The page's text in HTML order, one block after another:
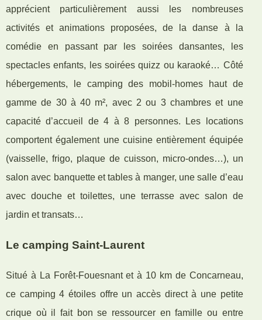
apprécient particulièrement aussi les nombreuses
activités et animations proposées, de la danse à la
comédie en passant par les soirées dansantes, les
spectacles enfants, les soirées quizz ou karaoké… Côté
hébergements, le camping des mobil-homes haut de
gamme de 30 à 40 m², avec 2 ou 3 chambres et une
capacité d’accueil de 4 à 8 personnes. Les locations
comportent également une cuisine entièrement équipée
(vaisselle, frigo, plaque de cuisson, micro-ondes…), un
salon avec banquette et tables à manger, une salle d’eau
avec douche et toilettes, une terrasse avec salon de
jardin et transats…
Le camping Saint-Laurent
Situé à La Forêt-Fouesnant et à 10 km de Concarneau,
ce camping 4 étoiles offre un accès direct à une petite
crique où il fait bon se ressourcer en famille ou entre